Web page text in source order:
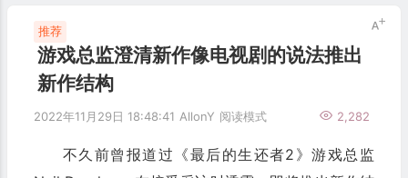
游戏总监澄清新作像电视剧的说法推出
新作结构
推荐
2022年11月29日 18:48:41 AllonY 2,282
阅读模式
不久前曾报道过《最后的生还者2》游戏总监